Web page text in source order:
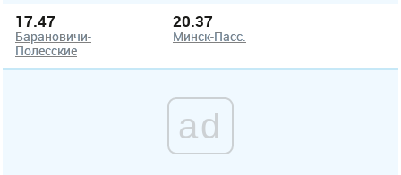
17.47
Барановичи-
Полесские
20.37
Минск-Пасс.
ad